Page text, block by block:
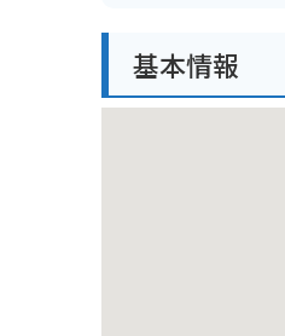
になっている時間帯
基本情報